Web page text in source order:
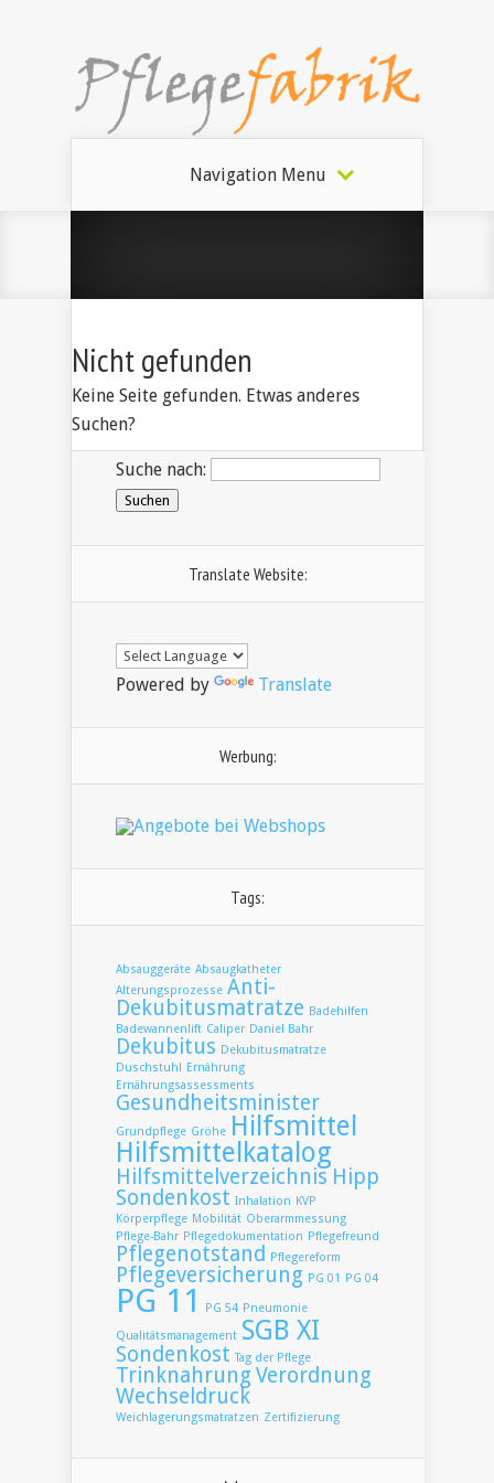
Navigation Menu
Nicht gefunden
Keine Seite gefunden. Etwas anderes
Suchen?
Suche nach:
Translate Website:
Powered by Translate
Werbung:
Tags:
Absauggeräte Absaugkatheter
Alterungsprozesse Anti-
Dekubitusmatratze Badehilfen
Badewannenlift Caliper Daniel Bahr
Dekubitus Dekubitusmatratze
Duschstuhl
Ernährung
Ernährungsassessments
Gesundheitsminister
Grundpflege Gröhe Hilfsmittel
Hilfsmittelkatalog
Hilfsmittelverzeichnis Hipp
Sondenkost Inhalation KVP
Körperpflege Mobilität Oberarmmessung
Pflege-Bahr Pflegedokumentation Pflegefreund
Pflegenotstand Pflegereform
Pflegeversicherung PG 01 PG 04
PG 11 PG 54 Pneumonie
Qualitätsmanagement SGB XI
Sondenkost Tag der Pflege
Trinknahrung Verordnung
Wechseldruck
Weichlagerungsmatratzen Zertifizierung